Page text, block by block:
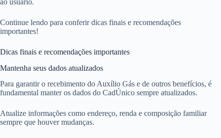
Continue lendo para conferir dicas finais e recomendações
importantes!
Dicas finais e recomendações importantes
Mantenha seus dados atualizados
Para garantir o recebimento do Auxílio Gás e de outros benefícios, é
fundamental manter os dados do CadÚnico sempre atualizados.
Atualize informações como endereço, renda e composição familiar
sempre que houver mudanças.